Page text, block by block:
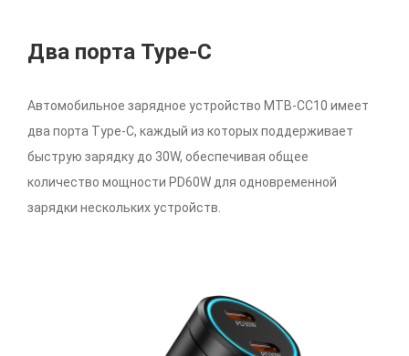
Два порта Type-C
Автомобильное зарядное устройство MTB-CC10 имеет
два порта Type-C, каждый из которых поддерживает
быструю зарядку до 30W, обеспечивая общее
количество мощности PD60W для одновременной
зарядки нескольких устройств.